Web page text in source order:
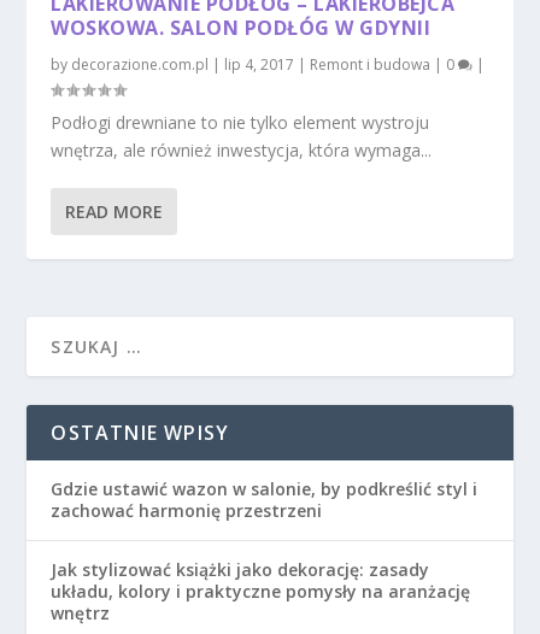
WOSKOWA. SALON PODŁÓG W GDYNII
by decorazione.com.pl | lip 4, 2017 | Remont i budowa | 0 |
Podłogi drewniane to nie tylko element wystroju
wnętrza, ale również inwestycja, która wymaga...
READ MORE
OSTATNIE WPISY
Gdzie ustawić wazon w salonie, by podkreślić styl i
zachować harmonię przestrzeni
Jak stylizować książki jako dekorację: zasady
układu, kolory i praktyczne pomysły na aranżację
wnętrz